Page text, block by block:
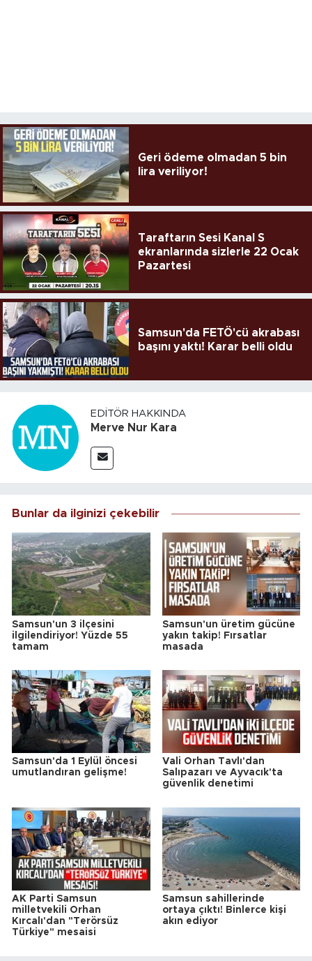
Geri ödeme olmadan 5 bin
lira veriliyor!
Taraftarın Sesi Kanal S
ekranlarında sizlerle 22 Ocak
Pazartesi
Samsun'da FETÖ'cü akrabası
başını yaktı! Karar belli oldu
EDITÖR HAKKINDA
Merve Nur Kara
Bunlar da ilginizi çekebilir
Samsun'un 3 ilçesini
ilgilendiriyor! Yüzde 55
tamam
Samsun'un üretim gücüne
yakın takip! Fırsatlar
masada
Samsun'da 1 Eylül öncesi
umutlandıran gelişme!
Vali Orhan Tavlı'dan
Salıpazarı ve Ayvacık'ta
güvenlik denetimi
AK Parti Samsun
milletvekili Orhan
Kırcalı'dan "Terörsüz
Türkiye" mesaisi
Samsun sahillerinde
ortaya çıktı! Binlerce kişi
akın ediyor